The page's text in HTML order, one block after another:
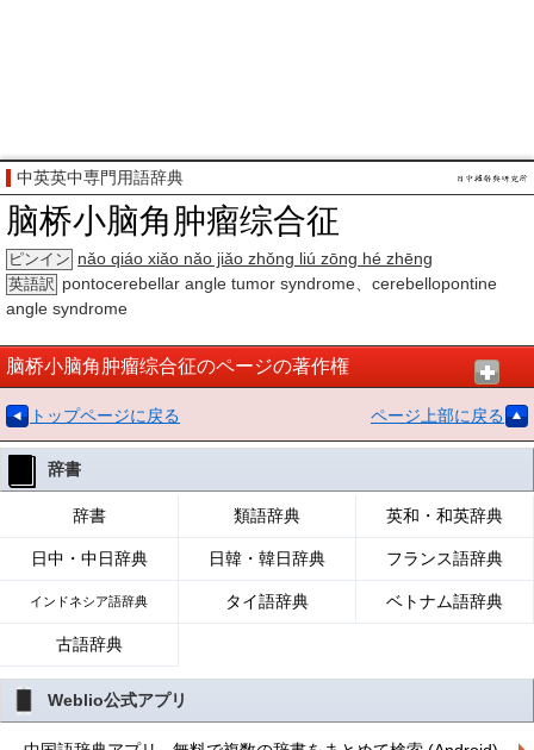
中英英中専門用語辞典
脑桥小脑角肿瘤综合征
ピンイン nǎo qiáo xiǎo nǎo jiǎo zhǒng liú zōng hé zhēng
英語訳 pontocerebellar angle tumor syndrome、cerebellopontine
angle syndrome
脑桥小脑角肿瘤综合征のページの著作権
トップページに戻る ページ上部に戻る
辞書
辞書 類語辞典 英和・和英辞典
日中・中日辞典 日韓・韓日辞典 フランス語辞典
インドネシア語辞典 タイ語辞典 ベトナム語辞典
古語辞典
Weblio公式アプリ